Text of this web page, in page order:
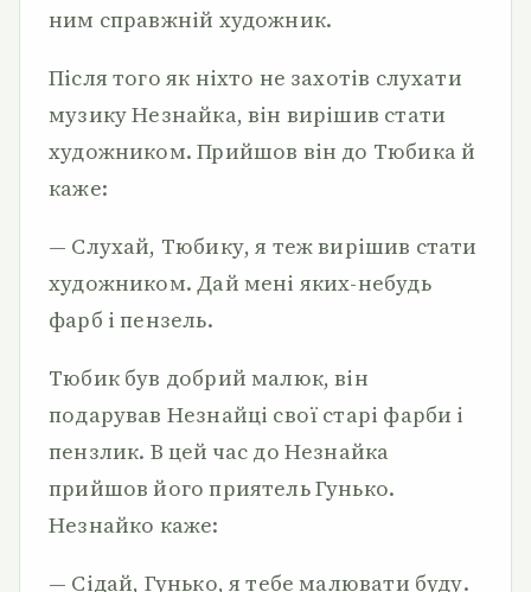
ним справжній художник.
Після того як ніхто не захотів слухати
музику Незнайка, він вирішив стати
художником. Прийшов він до Тюбика й
каже:
— Слухай, Тюбику, я теж вирішив стати
художником. Дай мені яких-небудь
фарб і пензель.
Тюбик був добрий малюк, він
подарував Незнайці свої старі фарби і
пензлик. В цей час до Незнайка
прийшов його приятель Гунько.
Незнайко каже:
— Сідай, Гунько, я тебе малювати буду.